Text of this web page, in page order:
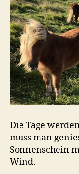
Die Tage
muss man
Sonnenschein
Wind.